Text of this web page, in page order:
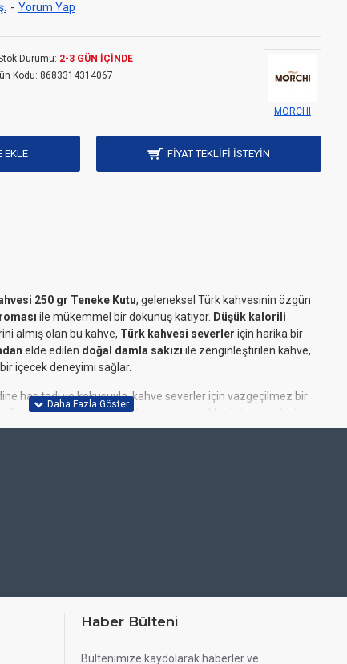
- Yorum Yap
Durumu: 2-3 GÜN IÇINDE
Kodu: 8683314314067
MORCHI
EKLE FIYAT TEKLIFI ISTEYIN
250 gr Teneke Kutu, geleneksel Türk kahvesinin özgün
ile mükemmel bir dokunuş katıyor. Düşük kalorili
almış olan bu kahve, Türk kahvesi severler için harika bir
elde edilen doğal damla sakızı ile zenginleştirilen kahve,
bir içecek deneyimi sağlar.
has tadı ve kokusuyla, kahve severler için vazgeçilmez bir
fincan için 1 tatlı kaşığı kahve cezveye eklenir, üzerine kişi
Karışım, kısık ateşte pişirilirkenköpüğün dağıtılması
sakız tadı ve geleneksel Türk kahvesi
Haber Bülteni
Bültenimize kaydolarak haberler ve